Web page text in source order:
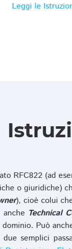
Leggi le
RFC822 (ad
o giuridiche)
), cioè colui
Technical
Può
semplici